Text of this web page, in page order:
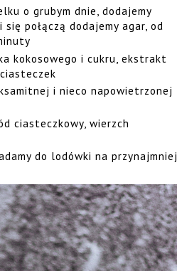
o grubym dnie, dodajemy
połączą dodajemy agar, od
kokosowego i cukru, ekstrakt
i nieco napowietrzonej
ciasteczkowy, wierzch
do lodówki na przynajmniej